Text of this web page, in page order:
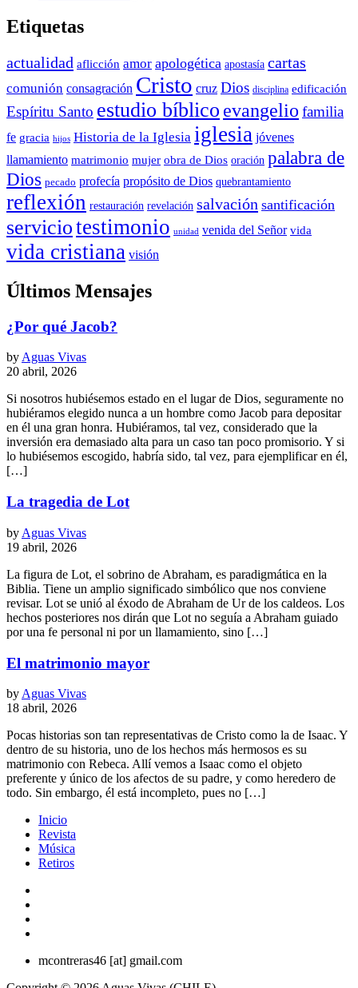
Etiquetas
actualidad aflicción amor apologética apostasía cartas
comunión consagración Cristo cruz Dios disciplina edificación
Espíritu Santo estudio bíblico evangelio familia
fe gracia hijos Historia de la Iglesia iglesia jóvenes
llamamiento matrimonio mujer obra de Dios oración palabra de
Dios pecado profecía propósito de Dios quebrantamiento
reflexión restauración revelación salvación santificación
serviciotestimonio unidad venida del Señor vida
vida cristiana visión
Últimos Mensajes
¿Por qué Jacob?
by Aguas Vivas
20 abril, 2026
Si nosotros hubiésemos estado en el lugar de Dios, seguramente no
hubiéramos elegido nunca a un hombre como Jacob para depositar
en él una gran honra. Hubiéramos, tal vez, considerado que la
inversión era demasiado alta para un caso tan poco promisorio. Y si
lo hubiésemos escogido, habría sido, tal vez, para ejemplificar en él,
[…]
La tragedia de Lot
by Aguas Vivas
19 abril, 2026
La figura de Lot, el sobrino de Abraham, es paradigmática en la
Biblia. Tiene un amplio significado simbólico que nos conviene
revisar. Lot se unió al éxodo de Abraham de Ur de los caldeos. Los
hechos posteriores nos dirán que Lot no seguía a Abraham guiado
por una fe personal ni por un llamamiento, sino […]
El matrimonio mayor
by Aguas Vivas
18 abril, 2026
Pocas historias son tan representativas de Cristo como la de Isaac. Y
dentro de su historia, uno de los hechos más hermosos es su
matrimonio con Rebeca. Allí vemos a Isaac como el objeto
preferente y único de los afectos de su padre, y como heredero de
todo. Sin embargo, él está incompleto, pues no […]
Inicio
Revista
Música
Retiros
mcontreras46 [at] gmail.com